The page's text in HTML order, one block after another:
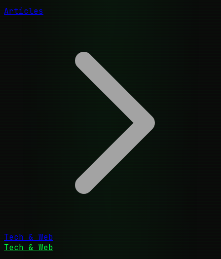
Articles
Tech & Web
Tech & Web